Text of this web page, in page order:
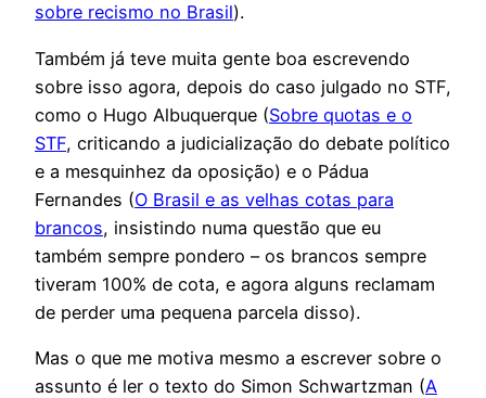
sobre recismo no Brasil).
Também já teve muita gente boa escrevendo
sobre isso agora, depois do caso julgado no STF,
como o Hugo Albuquerque (Sobre quotas e o
STF, criticando a judicialização do debate político
e a mesquinhez da oposição) e o Pádua
Fernandes (O Brasil e as velhas cotas para
brancos, insistindo numa questão que eu
também sempre pondero – os brancos sempre
tiveram 100% de cota, e agora alguns reclamam
de perder uma pequena parcela disso).
Mas o que me motiva mesmo a escrever sobre o
assunto é ler o texto do Simon Schwartzman (A